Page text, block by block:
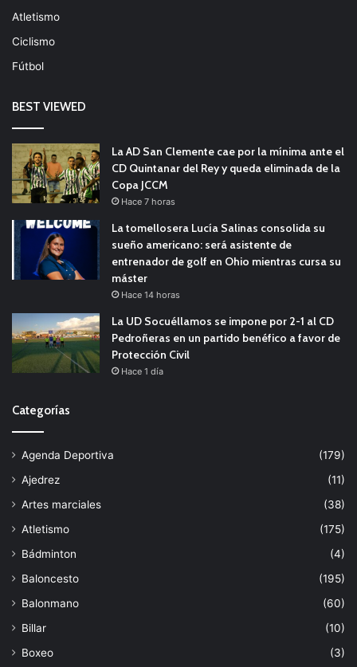
Atletismo
Ciclismo
Fútbol
BEST VIEWED
La AD San Clemente cae por la mínima ante el
CD Quintanar del Rey y queda eliminada de la
Copa JCCM
Hace 7 horas
La tomellosera Lucía Salinas consolida su
sueño americano: será asistente de
entrenador de golf en Ohio mientras cursa su
máster
Hace 14 horas
La UD Socuéllamos se impone por 2-1 al CD
Pedroñeras en un partido benéfico a favor de
Protección Civil
Hace 1 día
Categorías
Agenda Deportiva
(179)
Ajedrez
(11)
Artes marciales
(38)
Atletismo
(175)
Bádminton
(4)
Baloncesto
(195)
Balonmano
(60)
Billar
(10)
Boxeo
(3)